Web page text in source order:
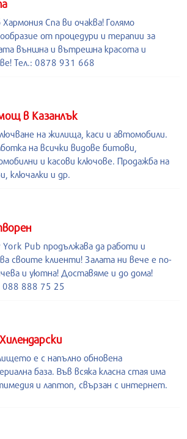
Хармония Спа ви очаква! Голямо
от процедури и терапии за
външна и вътрешна красота и
Тел.: 0878 931 668
в Казанлък
на жилища, каси и автомобили.
на всички видове битови,
и касови ключове. Продажба на
ключалки и др.
York Pub продължава да работи и
своите клиенти! Залата ни вече е по-
и уютна! Доставяме и до дома!
088 888 75 25
е с напълно обновена
база. Във всяка класна стая има
и лаптоп, свързан с интернет.